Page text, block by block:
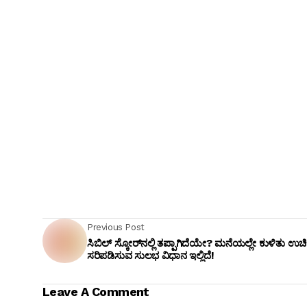
Previous Post
ಸಿಬಿಲ್ ಸ್ಕೋರ್‌ನಲ್ಲಿ ತಪ್ಪಾಗಿದೆಯೇ? ಮನೆಯಲ್ಲೇ ಕುಳಿತು
ಸರಿಪಡಿಸುವ ಸುಲಭ ವಿಧಾನ ಇಲ್ಲಿದೆ!
Leave A Comment